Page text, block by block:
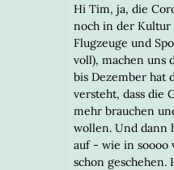
Hi Tim, ja, die
noch in der Kultur
Flugzeuge und
voll), machen uns
bis Dezember hat
versteht, dass die
mehr brauchen
wollen. Und dann
auf - wie in soooo
schon geschehen.